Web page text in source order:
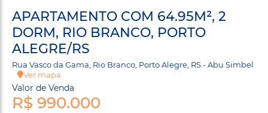
APARTAMENTO COM 64.95M², 2
DORM, RIO BRANCO, PORTO
ALEGRE/RS
Rua Vasco da Gama, Rio Branco, Porto Alegre, RS - Abu Simbel
Ver mapa
Valor de Venda
R$ 990.000